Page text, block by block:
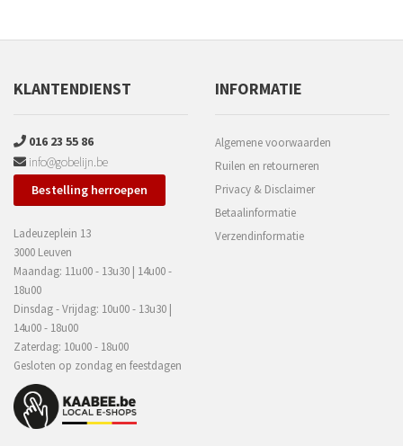
KLANTENDIENST
016 23 55 86
info@gobelijn.be
Bestelling herroepen
Ladeuzeplein 13
3000 Leuven
Maandag: 11u00 - 13u30 | 14u00 -
18u00
Dinsdag - Vrijdag: 10u00 - 13u30 |
14u00 - 18u00
Zaterdag: 10u00 - 18u00
Gesloten op zondag en feestdagen
INFORMATIE
Algemene voorwaarden
Ruilen en retourneren
Privacy & Disclaimer
Betaalinformatie
Verzendinformatie